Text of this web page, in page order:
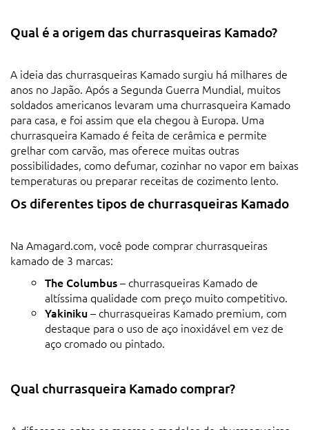
Qual é a origem das churrasqueiras Kamado?
A ideia das churrasqueiras Kamado surgiu há milhares de
anos no Japão. Após a Segunda Guerra Mundial, muitos
soldados americanos levaram uma churrasqueira Kamado
para casa, e foi assim que ela chegou à Europa. Uma
churrasqueira Kamado é feita de cerâmica e permite
grelhar com carvão, mas oferece muitas outras
possibilidades, como defumar, cozinhar no vapor em baixas
temperaturas ou preparar receitas de cozimento lento.
Os diferentes tipos de churrasqueiras Kamado
Na Amagard.com, você pode comprar churrasqueiras
kamado de 3 marcas:
The Columbus– churrasqueiras Kamado de
altíssima qualidade com preço muito competitivo.
Yakiniku– churrasqueiras Kamado premium, com
destaque para o uso de aço inoxidável em vez de
aço cromado ou pintado.
Qual churrasqueira Kamado comprar?